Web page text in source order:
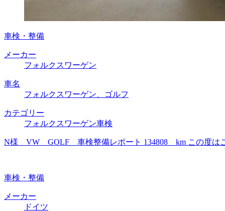
車検・整備
メーカー
フォルクスワーゲン
車名
フォルクスワーゲン、ゴルフ
カテゴリー
フォルクスワーゲン車検
N様 VW GOLF 車検整備レポート 134808 km この度はご
車検・整備
メーカー
ドイツ